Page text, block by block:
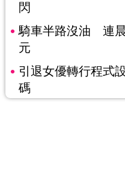
閃
騎車半路沒油 連
元
引退女優轉行程式
碼